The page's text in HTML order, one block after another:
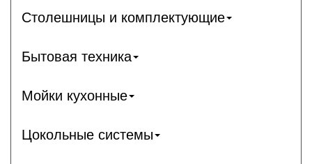
Столешницы и комплектующие
Бытовая техника
Мойки кухонные
Цокольные системы